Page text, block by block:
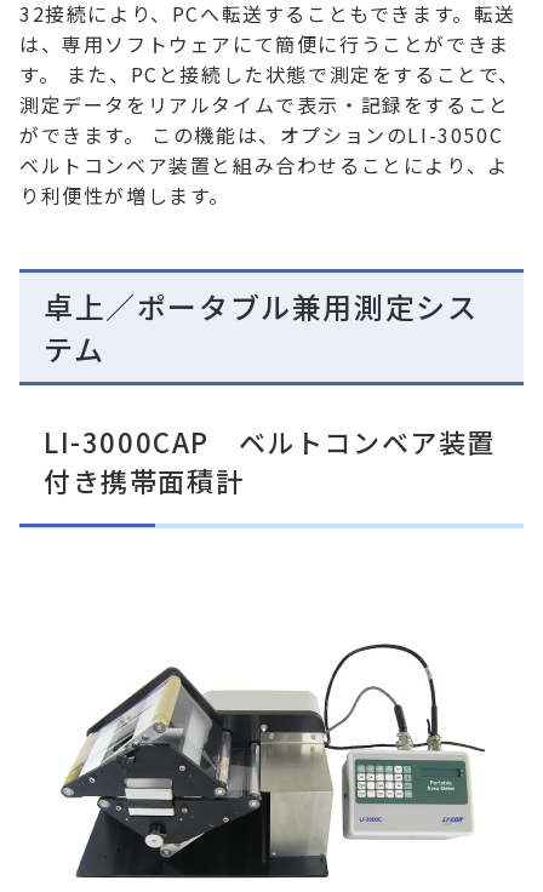
32接続により、PCへ転送することもできます。転送
は、専用ソフトウェアにて簡便に行うことができま
す。 また、PCと接続した状態で測定をすることで、
測定データをリアルタイムで表示・記録をすること
ができます。 この機能は、オプションのLI-3050C
ベルトコンベア装置と組み合わせることにより、よ
り利便性が増します。
卓上／ポータブル兼用測定シス
テム
LI-3000CAP ベルトコンベア装置
付き携帯面積計